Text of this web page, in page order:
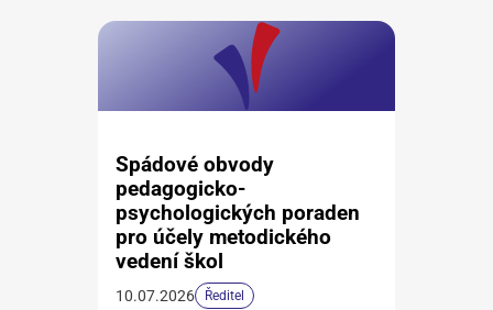
Spádové obvody
pedagogicko-
psychologických poraden
pro účely metodického
vedení škol
10.07.2026 Ředitel